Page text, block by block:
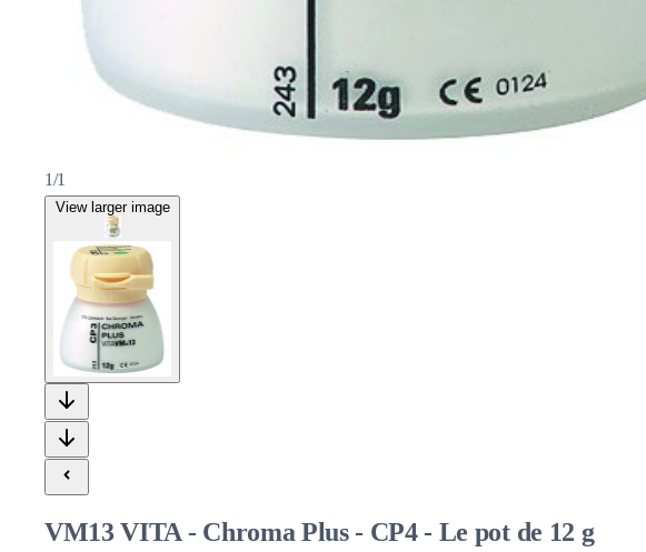
1/1
View larger image
VM13 VITA - Chroma Plus - CP4 - Le pot de 12 g